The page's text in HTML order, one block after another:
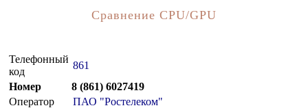
Сравнение CPU/GPU
Телефонный
код
861
Номер
8 (861) 6027419
Оператор
ПАО "Ростелеком"